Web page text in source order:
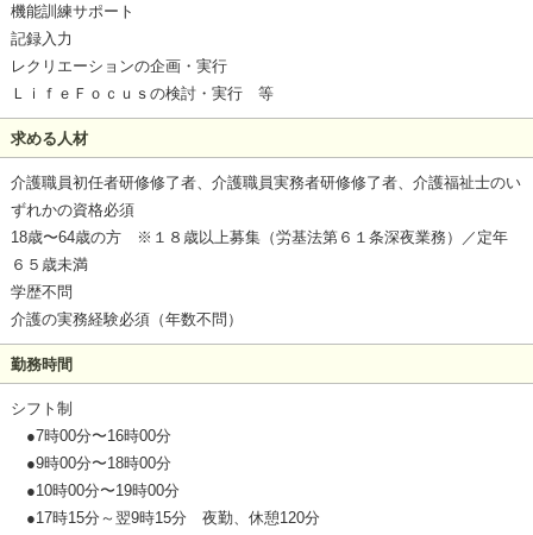
機能訓練サポート
記録入力
レクリエーションの企画・実行
ＬｉｆｅＦｏｃｕｓの検討・実行 等
求める人材
介護職員初任者研修修了者、介護職員実務者研修修了者、介護福祉士のい
ずれかの資格必須
18歳〜64歳の方 ※１８歳以上募集（労基法第６１条深夜業務）／定年
６５歳未満
学歴不問
介護の実務経験必須（年数不問）
勤務時間
シフト制
●7時00分〜16時00分
●9時00分〜18時00分
●10時00分〜19時00分
●17時15分～翌9時15分 夜勤、休憩120分